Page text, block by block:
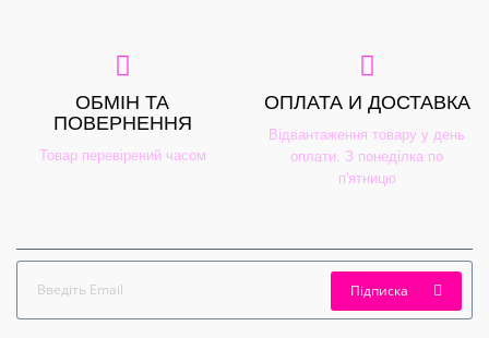
ОБМІН ТА
ПОВЕРНЕННЯ
Товар перевірений часом
ОПЛАТА И ДОСТАВКА
Відвантаження товару у день
оплати. З понеділка по
п'ятницю
Підписка